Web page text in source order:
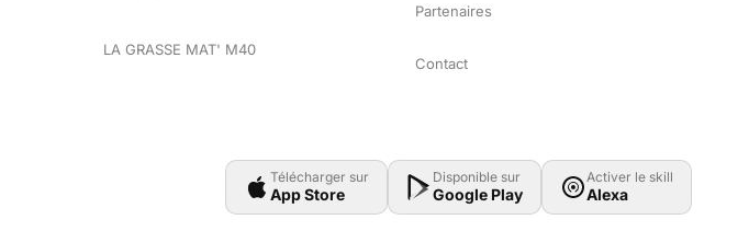
LA GRASSE MAT' M40
Partenaires
Contact
Télécharger sur
App Store
Disponible sur
Google Play
Activer le skill
Alexa